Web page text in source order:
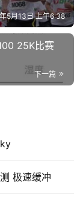
5月13日 上午6:38
25K比赛
下一篇
极速缓冲